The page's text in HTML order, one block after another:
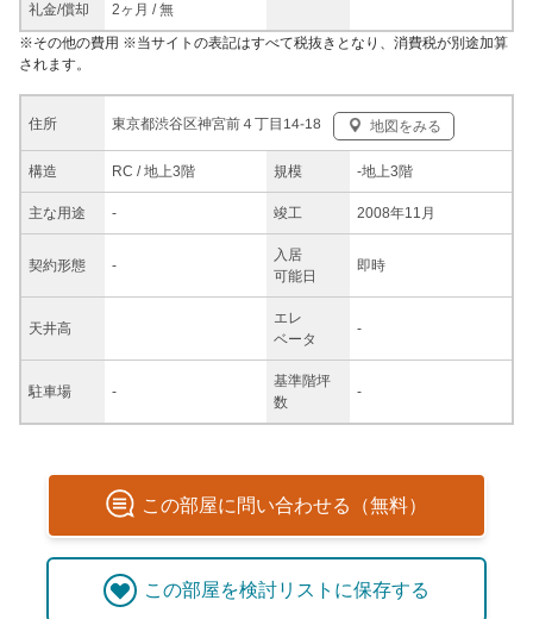
礼金/償却 2ヶ月 /無
住所 東京都渋谷区神宮前４丁目14-18 地図をみる
構造 RC / 地上3階 規模 -地上3階
主な用途 - 竣工 2008年11月
契約形態 -
入居
可能日
即時
天井高
エレ
ベータ
-
駐車場 -
基準階坪
数
-
※その他の費用 ※当サイトの表記はすべて税抜きとなり、消費税が別途加算
されます。
この部屋に問い合わせる（無料）
この部屋を検討リストに保存する